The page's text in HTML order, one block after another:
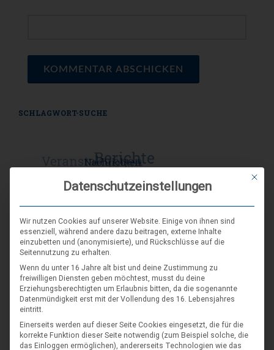
SCHLAGWORT-SUCHE
DIE NÄCHSTEN VERANSTALTUNGEN
Mit
Datenschutzeinstellungen
Wir nutzen Cookies auf unserer Website. Einige von ihnen sind
essenziell, während andere dazu beitragen, externe Inhalte
einzubetten und (anonymisierte), und Rückschlüsse auf die
Seitennutzung zu erhalten.
Wenn du unter 16 Jahre alt bist und deine Zustimmung zu
freiwilligen Diensten geben möchtest, musst du deine
Erziehungsberechtigten um Erlaubnis bitten, da die sogenannte
Datenmündigkeit erst mit der Vollendung des 16. Lebensjahres
eintritt.
Einerseits werden auf dieser Seite Cookies eingesetzt, die für die
korrekte Funktion dieser Seite notwendig (zum Beispiel solche, die
das Einloggen ermöglichen), andererseits Technologien wie das